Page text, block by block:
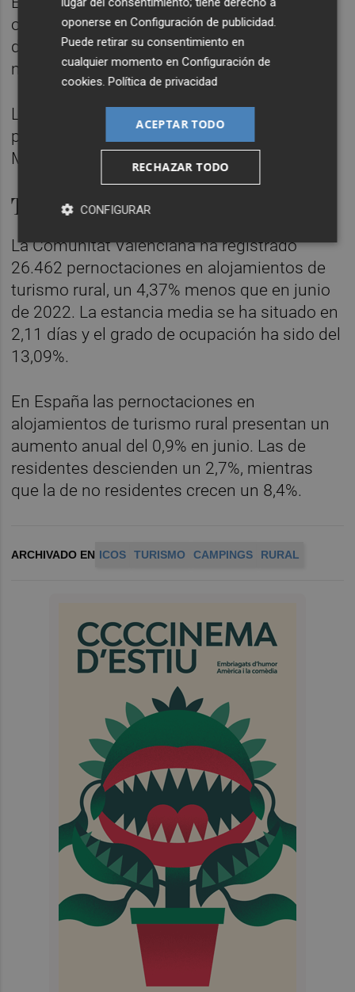
ofertadas, aunque es la Costa Brava el
destino con más pernoctaciones, 1,1
millones.
Los puntos turísticos con más
pernoctaciones son Torroella de Montgrí,
Mont-Roig del Camp y Benidorm (Alicante).
Turismo rural
La Comunitat Valenciana ha registrado
26.462 pernoctaciones en alojamientos de
turismo rural, un 4,37% menos que en junio
de 2022. La estancia media se ha situado en
2,11 días y el grado de ocupación ha sido del
13,09%.
En España las pernoctaciones en
alojamientos de turismo rural presentan un
aumento anual del 0,9% en junio. Las de
residentes descienden un 2,7%, mientras
que la de no residentes crecen un 8,4%.
ARCHIVADO EN ICOS TURISMO CAMPINGS RURAL
oponerse enConfiguración de publicidad
Puede retirar su consentimiento en
cualquier momento enConfiguración de
cookies .Política de privacidad
ACEPTAR TODO
RECHAZAR TODO
CONFIGURAR